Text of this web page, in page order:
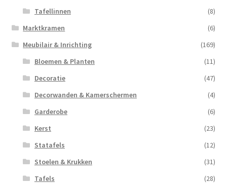
Tafellinnen
(8)
Marktkramen
(6)
Meubilair & Inrichting
(169)
Bloemen & Planten
(11)
Decoratie
(47)
Decorwanden & Kamerschermen
(4)
Garderobe
(6)
Kerst
(23)
Statafels
(12)
Stoelen & Krukken
(31)
Tafels
(28)